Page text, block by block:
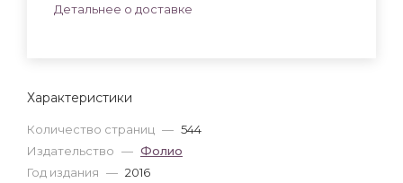
Характеристики
Количество страниц — 544
Издательство — Фолио
Год издания — 2016
Детальнее о доставке